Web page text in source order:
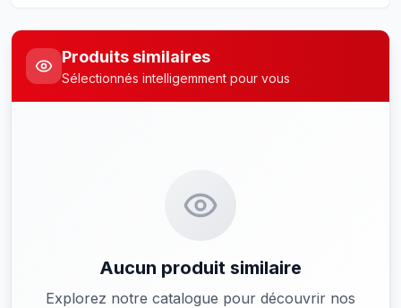
Produits similaires
Sélectionnés intelligemment pour vous
Aucun produit similaire
Explorez notre catalogue pour découvrir nos